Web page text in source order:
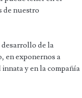
de nuestro
de la
en exponernos a
y en la compañía